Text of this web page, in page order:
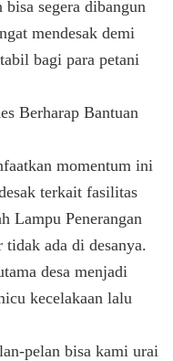
segera dibangun
mendesak demi
bagi para petani
Berharap Bantuan
momentum ini
terkait fasilitas
Lampu Penerangan
ada di desanya.
desa menjadi
kecelakaan lalu
pelan bisa kami urai